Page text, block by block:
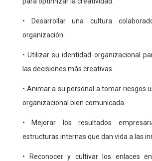
• Desarrollar una cultura
organización.
• Utilizar su identidad organizacional
las decisiones más creativas.
• Animar a su personal a tomar riesgos
organizacional bien comunicada.
• Mejorar los resultados
estructuras internas que dan vida a las
• Reconocer y cultivar los enlaces